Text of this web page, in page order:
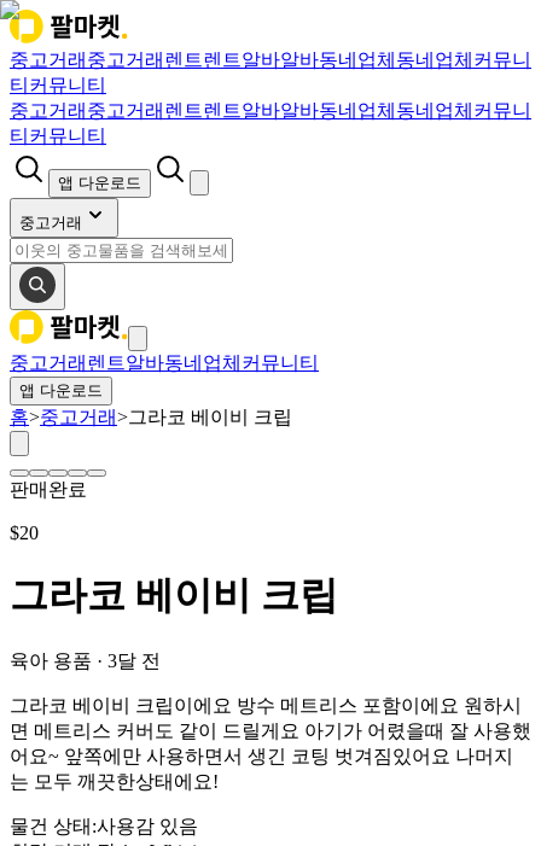
중고거래 중고거래 렌트렌트알바알바동네업체 동네업체 커뮤니
티 커뮤니티
중고거래 중고거래 렌트렌트알바알바동네업체 동네업체 커뮤니
티 커뮤니티
앱 다운로드
중고거래
중고거래 렌트알바동네업체 커뮤니티
앱 다운로드
홈>중고거래>그라코 베이비 크립
판매완료
$20
그라코 베이비 크립
육아 용품 · 3달 전
그라코 베이비 크립이에요 방수 메트리스 포함이에요 원하시
면 메트리스 커버도 같이 드릴게요 아기가 어렸을때 잘 사용했
어요~ 앞쪽에만 사용하면서 생긴 코팅 벗겨짐있어요 나머지
는 모두 깨끗한상태에요!
물건 상태 :사용감 있음